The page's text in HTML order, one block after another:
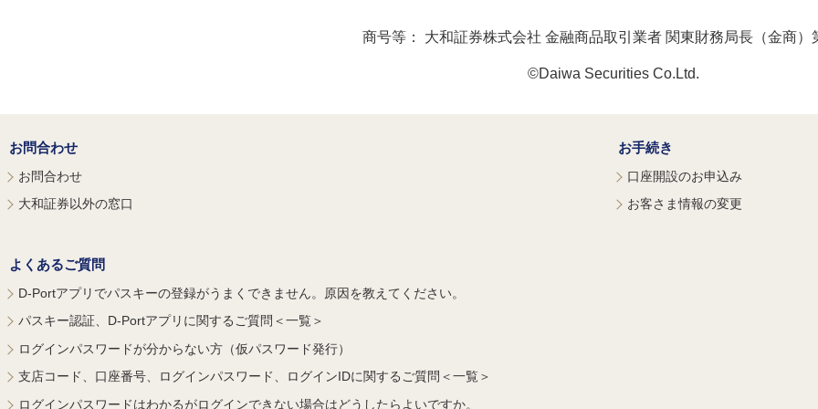
商号等： 大和証券株式会社 金融商品取引業者 関東財務局長（金商）
©Daiwa Securities Co.Ltd.
お問合わせ
お問合わせ
大和証券以外の窓口
お手続き
口座開設のお申込み
お客さま情報の変更
よくあるご質問
D-Portアプリでパスキーの登録がうまくできません。原因を教えてください。
パスキー認証、D-Portアプリに関するご質問＜一覧＞
ログインパスワードが分からない方（仮パスワード発行）
支店コード、口座番号、ログインパスワード、ログインIDに関するご質問＜一覧＞
ログインパスワードはわかるがログインできない場合はどうしたらよいですか。